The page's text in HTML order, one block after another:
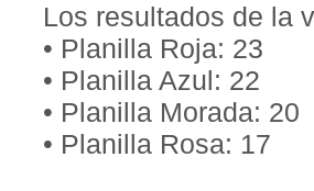
Los resultados de la
• Planilla Roja: 23
• Planilla Azul: 22
• Planilla Morada: 20
• Planilla Rosa: 17